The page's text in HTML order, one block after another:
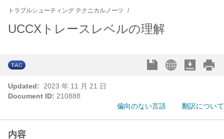
トラブルシューティング テクニカルノーツ
UCCXトレースレベルの理解
Updated:
2023 年 11 月 21 日
Document ID: 210888
偏向のない言語
翻訳について
内容